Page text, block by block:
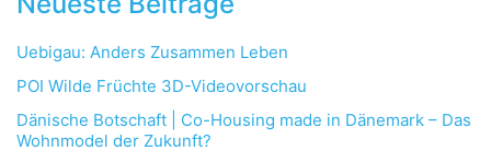
Uebigau: Anders Zusammen Leben
POI Wilde Früchte 3D-Videovorschau
Dänische Botschaft | Co-Housing made in Dänemark – Das
Wohnmodel der Zukunft?